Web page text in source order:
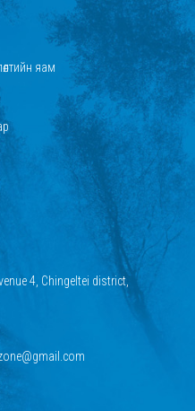
яам
4, Chingeltei district,